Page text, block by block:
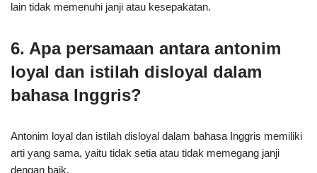
lain tidak memenuhi janji atau kesepakatan.
6. Apa persamaan antara antonim
loyal dan istilah disloyal dalam
bahasa Inggris?
Antonim loyal dan istilah disloyal dalam bahasa Inggris memiliki
arti yang sama, yaitu tidak setia atau tidak memegang janji
dengan baik.